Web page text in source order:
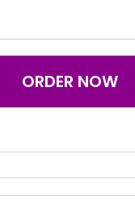
ORDER NOW